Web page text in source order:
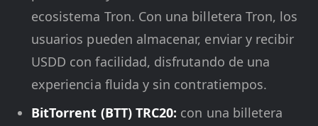
ecosistema Tron. Con una billetera Tron, los
usuarios pueden almacenar, enviar y recibir
USDD con facilidad, disfrutando de una
experiencia fluida y sin contratiempos.
BitTorrent (BTT) TRC20: con una billetera